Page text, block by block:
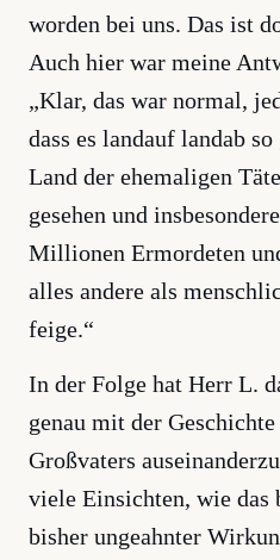
worden bei uns. Das ist
Auch hier war meine
„Klar, das war normal,
dass es landauf landab
Land der ehemaligen
gesehen und
Millionen Ermordeten
alles andere als
feige.“
In der Folge hat Herr L.
genau mit der
Großvaters
viele Einsichten, wie das
bisher ungeahnter